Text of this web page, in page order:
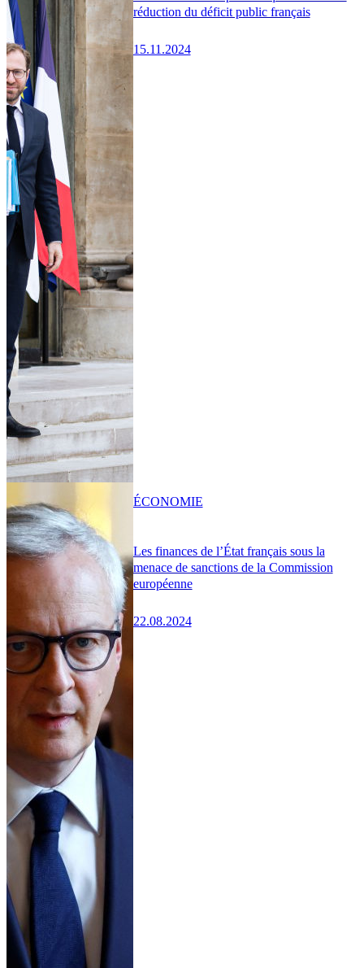
réduction du déficit public français
15.11.2024
Les finances de l’État français sous la
menace de sanctions de la Commission
européenne
22.08.2024
ÉCONOMIE